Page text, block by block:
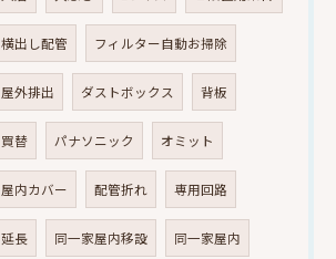
横出し配管 フィルター自動お掃除
屋外排出 ダストボックス 背板
買替 パナソニック オミット
屋内カバー 配管折れ 専用回路
延長 同一家屋内移設 同一家屋内